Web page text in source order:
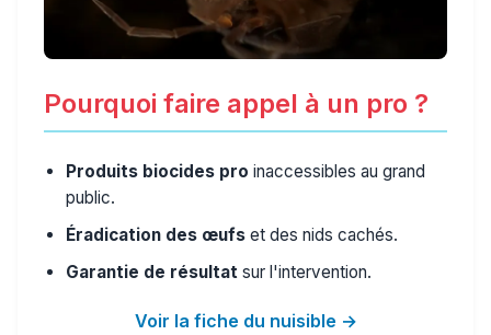
Pourquoi faire appel à un pro ?
Produits biocides pro inaccessibles au grand
public.
Éradication des œufs et des nids cachés.
Garantie de résultat sur l'intervention.
Voir la fiche du nuisible →